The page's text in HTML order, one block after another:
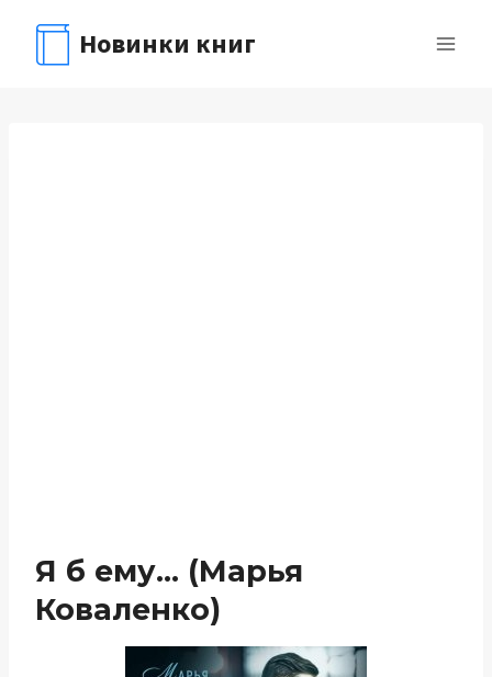
содержимому
Новинки книг
Я б ему… (Марья
Коваленко)